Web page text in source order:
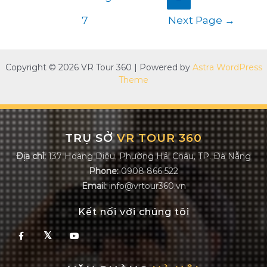
hướng
7
Next Page →
Copyright © 2026 VR Tour 360 | Powered by Astra WordPress
Theme
TRỤ SỞ VR TOUR 360
Địa chỉ:137 Hoàng Diệu, Phường Hải Châu, TP. Đà Nẵng
Phone: 0908 866 522
Email: info@vrtour360.vn
Kết nối với chúng tôi
𝕏